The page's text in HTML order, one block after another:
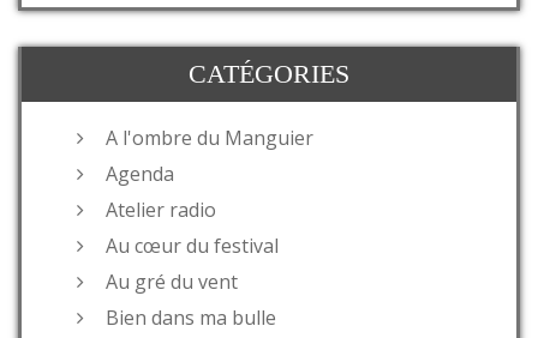
CATÉGORIES
A l'ombre du Manguier
Agenda
Atelier radio
Au cœur du festival
Au gré du vent
Bien dans ma bulle